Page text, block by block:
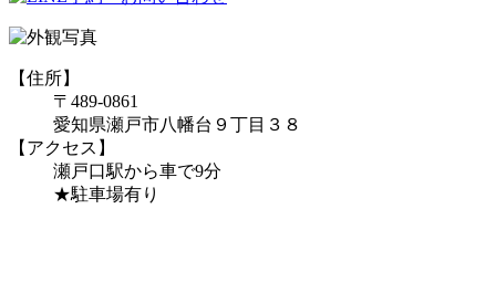
【住所】
〒489-0861
愛知県瀬戸市八幡台９丁目３８
【アクセス】
瀬戸口駅から車で9分
★駐車場有り